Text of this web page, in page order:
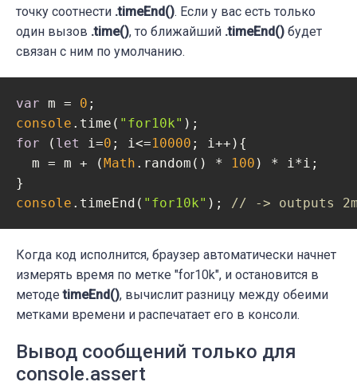
точку соотнести .timeEnd(). Если у вас есть только
один вызов .time(), то ближайший .timeEnd() будет
связан с ним по умолчанию.
var m = 0
console .time( "for10k"
for ( let i=0 ; i<=10000 ; i++){
  m = m + (
Math .random() * 100 ) * i*i;
console .timeEnd( "for10k" ); // -> outputs
Когда код исполнится, браузер автоматически начнет
измерять время по метке "for10k", и остановится в
методеtimeEnd(), вычислит разницу между обеими
метками времени и распечатает его в консоли.
Вывод сообщений только для
console.assert